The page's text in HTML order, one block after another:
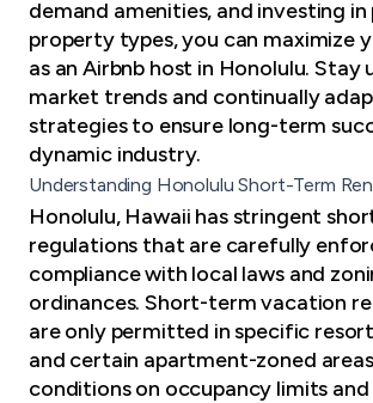
demand amenities, and investing in
property types, you can maximize
as an Airbnb host in Honolulu.
market trends and continually
strategies to ensure long-term
dynamic industry.
Understanding Honolulu Short-Term
Honolulu, Hawaii has stringent
regulations that are carefully
compliance with local laws and
ordinances. Short-term vacation
are only permitted in specific
and certain apartment-zoned
conditions on occupancy limits